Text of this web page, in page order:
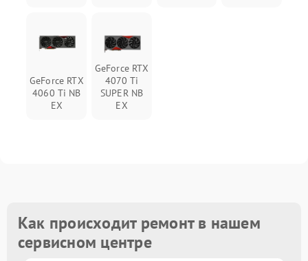
GeForce RTX
4060 Ti NB
EX
GeForce RTX
4070 Ti
SUPER NB
EX
Как происходит ремонт в нашем
сервисном центре